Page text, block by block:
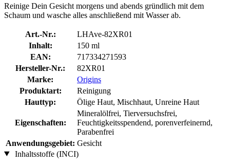
Reinige Dein Gesicht morgens und abends gründlich mit dem
Schaum und wasche alles anschließend mit Wasser ab.
Art.-Nr.:
LHAve-82XR01
Inhalt:
150 ml
EAN:
717334271593
Hersteller-Nr.:
82XR01
Marke:
Origins
Produktart:
Reinigung
Hauttyp:
Ölige Haut, Mischhaut, Unreine Haut
Eigenschaften:
Mineralölfrei, Tierversuchsfrei,
Feuchtigkeitsspendend, porenverfeinernd,
Parabenfrei
Anwendungsgebiet: Gesicht
Inhaltsstoffe (INCI)